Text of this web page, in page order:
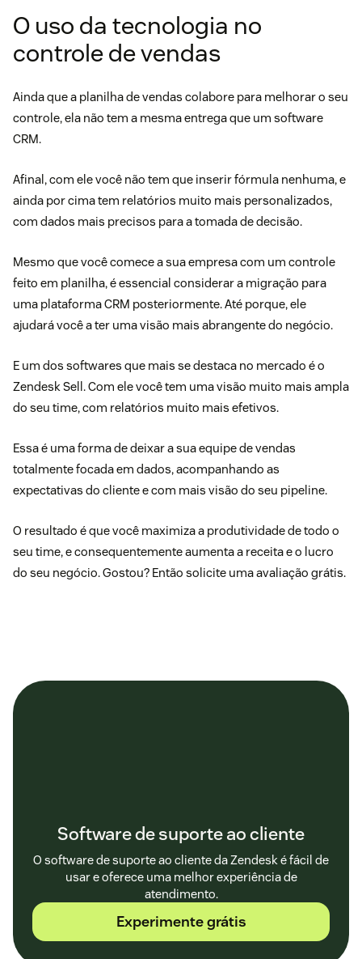
O uso da tecnologia no
controle de vendas
Ainda que a planilha de vendas colabore para melhorar o seu
controle, ela não tem a mesma entrega que um software
CRM.
Afinal, com ele você não tem que inserir fórmula nenhuma, e
ainda por cima tem relatórios muito mais personalizados,
com dados mais precisos para a tomada de decisão.
Mesmo que você comece a sua empresa com um controle
feito em planilha, é essencial considerar a migração para
uma plataforma CRM posteriormente. Até porque, ele
ajudará você a ter uma visão mais abrangente do negócio.
E um dos softwares que mais se destaca no mercado é o
Zendesk Sell. Com ele você tem uma visão muito mais ampla
do seu time, com relatórios muito mais efetivos.
Essa é uma forma de deixar a sua equipe de vendas
totalmente focada em dados, acompanhando as
expectativas do cliente e com mais visão do seu pipeline.
O resultado é que você maximiza a produtividade de todo o
seu time, e consequentemente aumenta a receita e o lucro
do seu negócio. Gostou? Então solicite uma avaliação grátis.
Software de suporte ao cliente
O software de suporte ao cliente da Zendesk é fácil de
usar e oferece uma melhor experiência de
atendimento.
Experimente grátis